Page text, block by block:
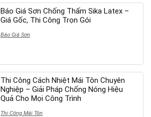
Báo Giá Sơn Chống Thấm Sika Latex –
Giá Gốc, Thi Công Trọn Gói
Báo Giá Sơn
Thi Công Cách Nhiệt Mái Tôn Chuyên
Nghiệp – Giải Pháp Chống Nóng Hiệu
Quả Cho Mọi Công Trình
Thi Công Mái Tôn